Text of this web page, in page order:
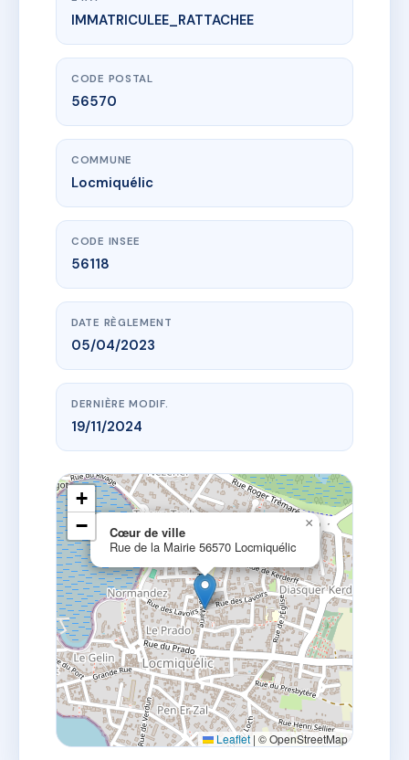
www.vme.plus/AI9327313
Cœur de ville
Rue de la Mairie
IMMATRICULEE_RATTACHEE
CODE POSTAL
56570
COMMUNE
Locmiquélic
CODE INSEE
56118
DATE RÈGLEMENT
05/04/2023
DERNIÈRE MODIF.
19/11/2024
Cœur de ville
Rue de la Mairie 56570 Locmiquélic
×
+
−
Leaflet | © OpenStreetMap